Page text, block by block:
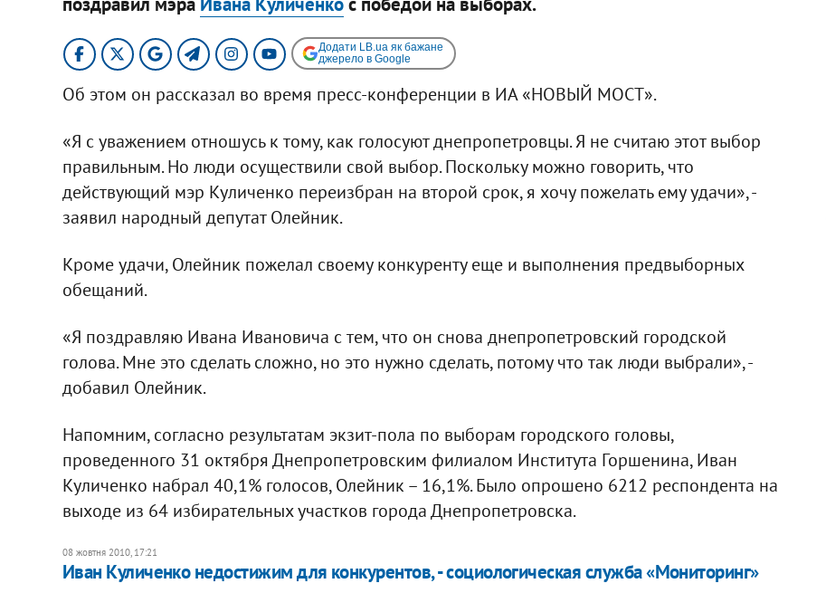
Додати LB.ua як бажане
джерело в Google
Об этом он рассказал во время пресс-конференции в ИА «НОВЫЙ МОСТ».
«Я с уважением отношусь к тому, как голосуют днепропетровцы. Я не считаю этот выбор
правильным. Но люди осуществили свой выбор. Поскольку можно говорить, что
действующий мэр Куличенко переизбран на второй срок, я хочу пожелать ему удачи», -
заявил народный депутат Олейник.
Кроме удачи, Олейник пожелал своему конкуренту еще и выполнения предвыборных
обещаний.
«Я поздравляю Ивана Ивановича с тем, что он снова днепропетровский городской
голова. Мне это сделать сложно, но это нужно сделать, потому что так люди выбрали», -
добавил Олейник.
Напомним, согласно результатам экзит-пола по выборам городского головы,
проведенного 31 октября Днепропетровским филиалом Института Горшенина, Иван
Куличенко набрал 40,1% голосов, Олейник – 16,1%. Было опрошено 6212 респондента на
выходе из 64 избирательных участков города Днепропетровска.
08 жовтня 2010, 17:21
Иван Куличенко недостижим для конкурентов, - социологическая служба «Мониторинг»